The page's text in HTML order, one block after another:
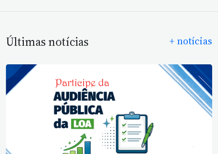
Últimas notícias + notícias